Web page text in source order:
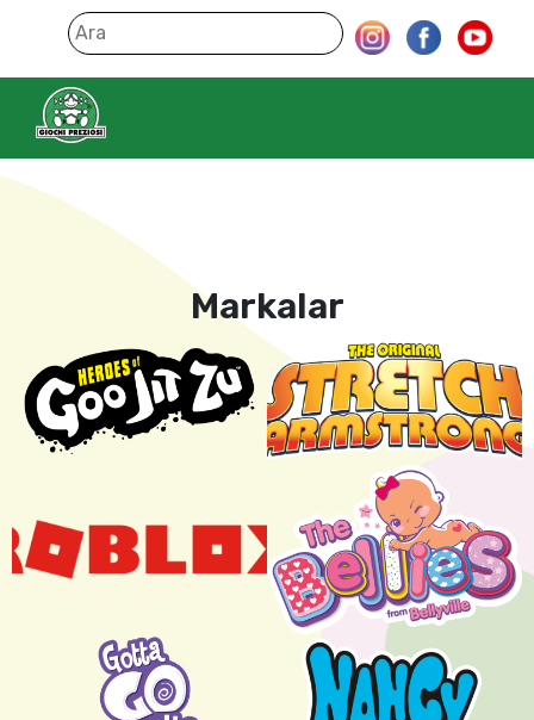
Markalar